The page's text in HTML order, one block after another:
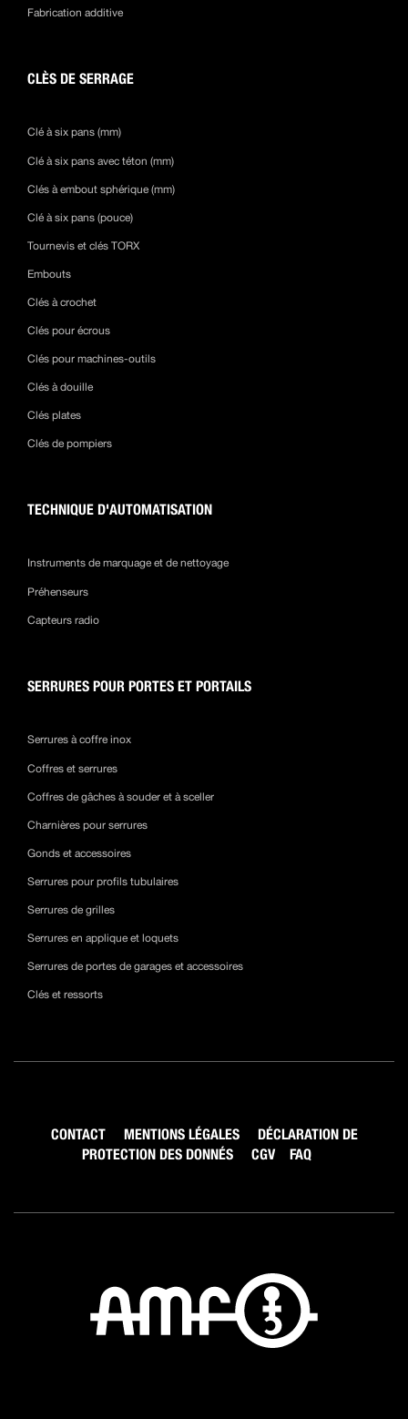
Fabrication additive
CLÈS DE SERRAGE
Clé à six pans (mm)
Clé à six pans avec téton (mm)
Clés à embout sphérique (mm)
Clé à six pans (pouce)
Tournevis et clés TORX
Embouts
Clés à crochet
Clés pour écrous
Clés pour machines-outils
Clés à douille
Clés plates
Clés de pompiers
TECHNIQUE D'AUTOMATISATION
Instruments de marquage et de nettoyage
Préhenseurs
Capteurs radio
SERRURES POUR PORTES ET PORTAILS
Serrures à coffre inox
Coffres et serrures
Coffres de gâches à souder et à sceller
Charnières pour serrures
Gonds et accessoires
Serrures pour profils tubulaires
Serrures de grilles
Serrures en applique et loquets
Serrures de portes de garages et accessoires
Clés et ressorts
CONTACT MENTIONS LÉGALES
DÉCLARATION DE
PROTECTION DES DONNÉS
CGV FAQ